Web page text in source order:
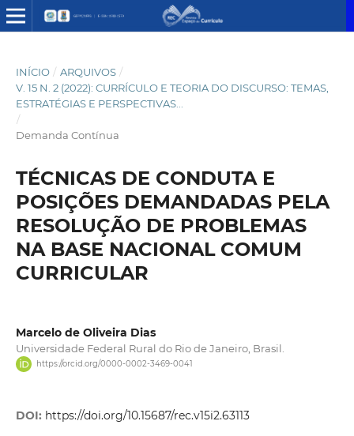
INÍCIO / ARQUIVOS /
V. 15 N. 2 (2022): CURRÍCULO E TEORIA DO DISCURSO: TEMAS,
ESTRATÉGIAS E PERSPECTIVAS...
/
Demanda Contínua
TÉCNICAS DE CONDUTA E
POSIÇÕES DEMANDADAS PELA
RESOLUÇÃO DE PROBLEMAS
NA BASE NACIONAL COMUM
CURRICULAR
Marcelo de Oliveira Dias
Universidade Federal Rural do Rio de Janeiro, Brasil.
https://orcid.org/0000-0002-3469-0041
DOI: https://doi.org/10.15687/rec.v15i2.63113